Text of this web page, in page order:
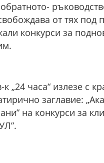
от тях под
конкурси за
„24 часа“ излезе с
заглавие:
на конкурси за